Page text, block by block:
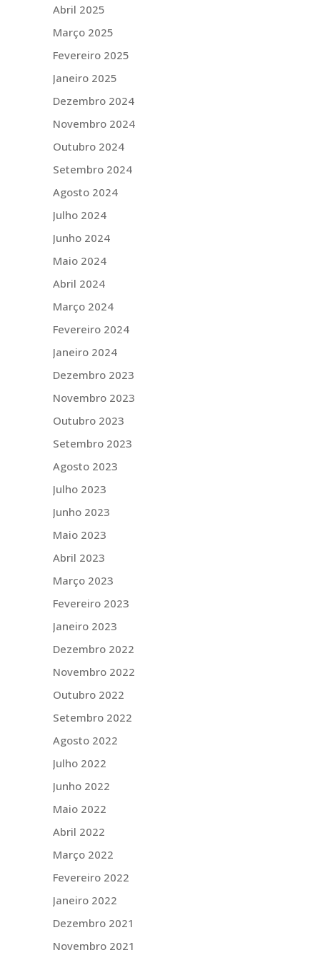
Abril 2025
Março 2025
Fevereiro 2025
Janeiro 2025
Dezembro 2024
Novembro 2024
Outubro 2024
Setembro 2024
Agosto 2024
Julho 2024
Junho 2024
Maio 2024
Abril 2024
Março 2024
Fevereiro 2024
Janeiro 2024
Dezembro 2023
Novembro 2023
Outubro 2023
Setembro 2023
Agosto 2023
Julho 2023
Junho 2023
Maio 2023
Abril 2023
Março 2023
Fevereiro 2023
Janeiro 2023
Dezembro 2022
Novembro 2022
Outubro 2022
Setembro 2022
Agosto 2022
Julho 2022
Junho 2022
Maio 2022
Abril 2022
Março 2022
Fevereiro 2022
Janeiro 2022
Dezembro 2021
Novembro 2021